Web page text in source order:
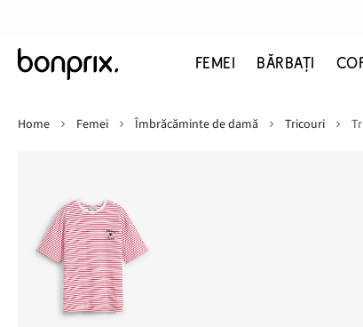
FEMEI BĂRBAŢI
Home
Femei Îmbrăcăminte de damă Tricouri